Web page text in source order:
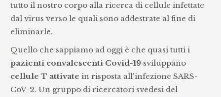
tutto il nostro corpo alla ricerca di cellule infettate
dal virus verso le quali sono addestrate al fine di
eliminarle.
Quello che sappiamo ad oggi è che quasi tutti i
pazienti convalescenti Covid-19 sviluppano
cellule T attivate in risposta all'infezione SARS-
CoV-2. Un gruppo di ricercatori svedesi del